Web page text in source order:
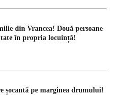
din Vrancea! Două persoane
în propria locuință!
șocantă pe marginea drumului!